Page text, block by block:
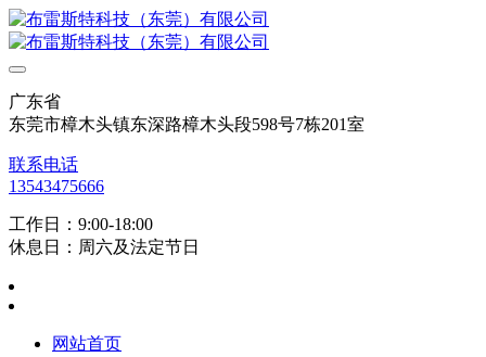
广东省
东莞市樟木头镇东深路樟木头段598号7栋201室
联系电话
13543475666
工作日：9:00-18:00
休息日：周六及法定节日
网站首页